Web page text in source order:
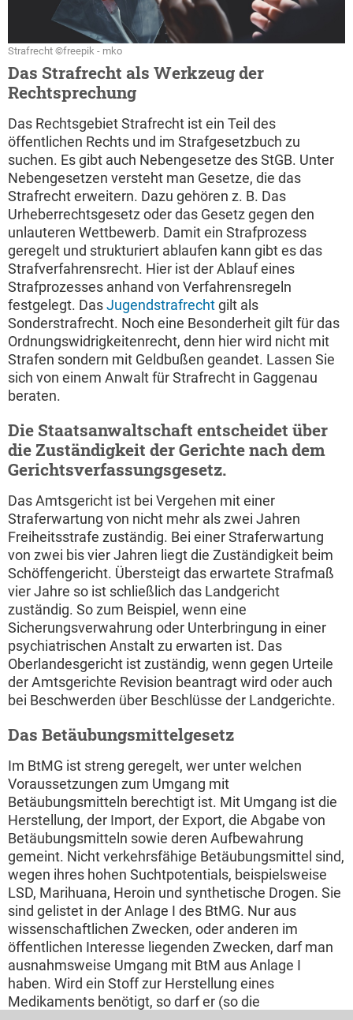
Strafrecht ©freepik - mko
Das Strafrecht als Werkzeug der
Rechtsprechung
Das Rechtsgebiet Strafrecht ist ein Teil des
öffentlichen Rechts und im Strafgesetzbuch zu
suchen. Es gibt auch Nebengesetze des StGB. Unter
Nebengesetzen versteht man Gesetze, die das
Strafrecht erweitern. Dazu gehören z. B. Das
Urheberrechtsgesetz oder das Gesetz gegen den
unlauteren Wettbewerb. Damit ein Strafprozess
geregelt und strukturiert ablaufen kann gibt es das
Strafverfahrensrecht. Hier ist der Ablauf eines
Strafprozesses anhand von Verfahrensregeln
festgelegt. DasJugendstrafrechtgilt als
Sonderstrafrecht. Noch eine Besonderheit gilt für das
Ordnungswidrigkeitenrecht, denn hier wird nicht mit
Strafen sondern mit Geldbußen geandet. Lassen Sie
sich von einem Anwalt für Strafrecht in Gaggenau
beraten.
Die Staatsanwaltschaft entscheidet über
die Zuständigkeit der Gerichte nach dem
Gerichtsverfassungsgesetz.
Das Amtsgericht ist bei Vergehen mit einer
Straferwartung von nicht mehr als zwei Jahren
Freiheitsstrafe zuständig. Bei einer Straferwartung
von zwei bis vier Jahren liegt die Zuständigkeit beim
Schöffengericht. Übersteigt das erwartete Strafmaß
vier Jahre so ist schließlich das Landgericht
zuständig. So zum Beispiel, wenn eine
Sicherungsverwahrung oder Unterbringung in einer
psychiatrischen Anstalt zu erwarten ist. Das
Oberlandesgericht ist zuständig, wenn gegen Urteile
der Amtsgerichte Revision beantragt wird oder auch
bei Beschwerden über Beschlüsse der Landgerichte.
Das Betäubungsmittelgesetz
Im BtMG ist streng geregelt, wer unter welchen
Voraussetzungen zum Umgang mit
Betäubungsmitteln berechtigt ist. Mit Umgang ist die
Herstellung, der Import, der Export, die Abgabe von
Betäubungsmitteln sowie deren Aufbewahrung
gemeint. Nicht verkehrsfähige Betäubungsmittel sind,
wegen ihres hohen Suchtpotentials, beispielsweise
LSD, Marihuana, Heroin und synthetische Drogen. Sie
sind gelistet in der Anlage I des BtMG. Nur aus
wissenschaftlichen Zwecken, oder anderen im
öffentlichen Interesse liegenden Zwecken, darf man
ausnahmsweise Umgang mit BtM aus Anlage I
haben. Wird ein Stoff zur Herstellung eines
Medikaments benötigt, so darf er (so die